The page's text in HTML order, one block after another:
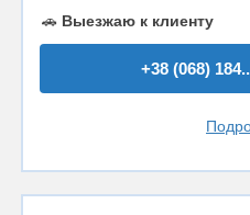
🚗 Выезжаю к клиенту
+38 (068) 184..